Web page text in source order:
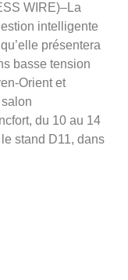
WIRE)–La
intelligente
présentera
basse tension
Orient et
du 10 au 14
stand D11, dans